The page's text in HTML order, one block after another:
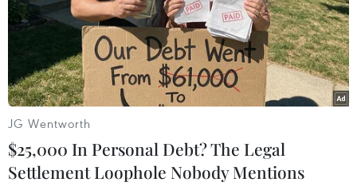
JG Wentworth
$25,000 In Personal Debt? The Legal
Settlement Loophole Nobody Mentions